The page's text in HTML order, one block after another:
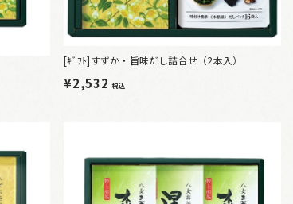
[ｷﾞﾌﾄ]すずか・旨味だし詰合せ（2本入）
¥2,532税込